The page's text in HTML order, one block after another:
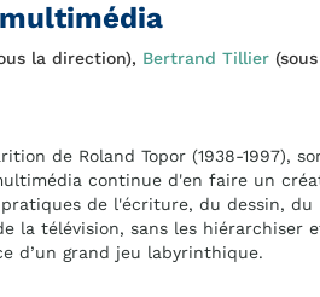
la direction), Bertrand Tillier
de Roland Topor (1938-1997),
continue d'en faire un
de l'écriture, du dessin, du
la télévision, sans les hiérarchiser
d’un grand jeu labyrinthique.